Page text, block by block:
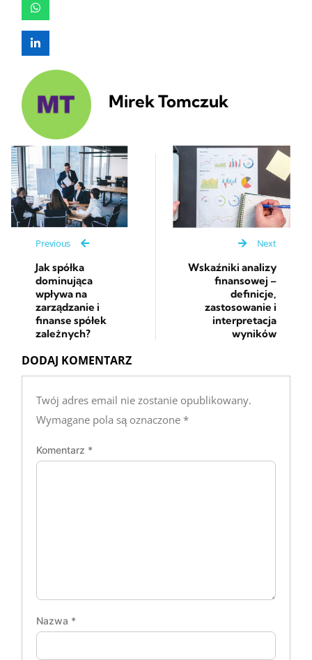
Mirek Tomczuk
Previous
Jak spółka
dominująca
wpływa na
zarządzanie i
finanse spółek
zależnych?
Next
Wskaźniki analizy
finansowej –
definicje,
zastosowanie i
interpretacja
wyników
DODAJ KOMENTARZ
Twój adres email nie zostanie opublikowany.
Wymagane pola są oznaczone *
Komentarz *
Nazwa *